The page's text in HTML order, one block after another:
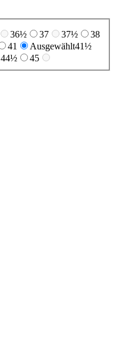
36½ 37 37½
38
41 Ausgewählt41½
44½
45